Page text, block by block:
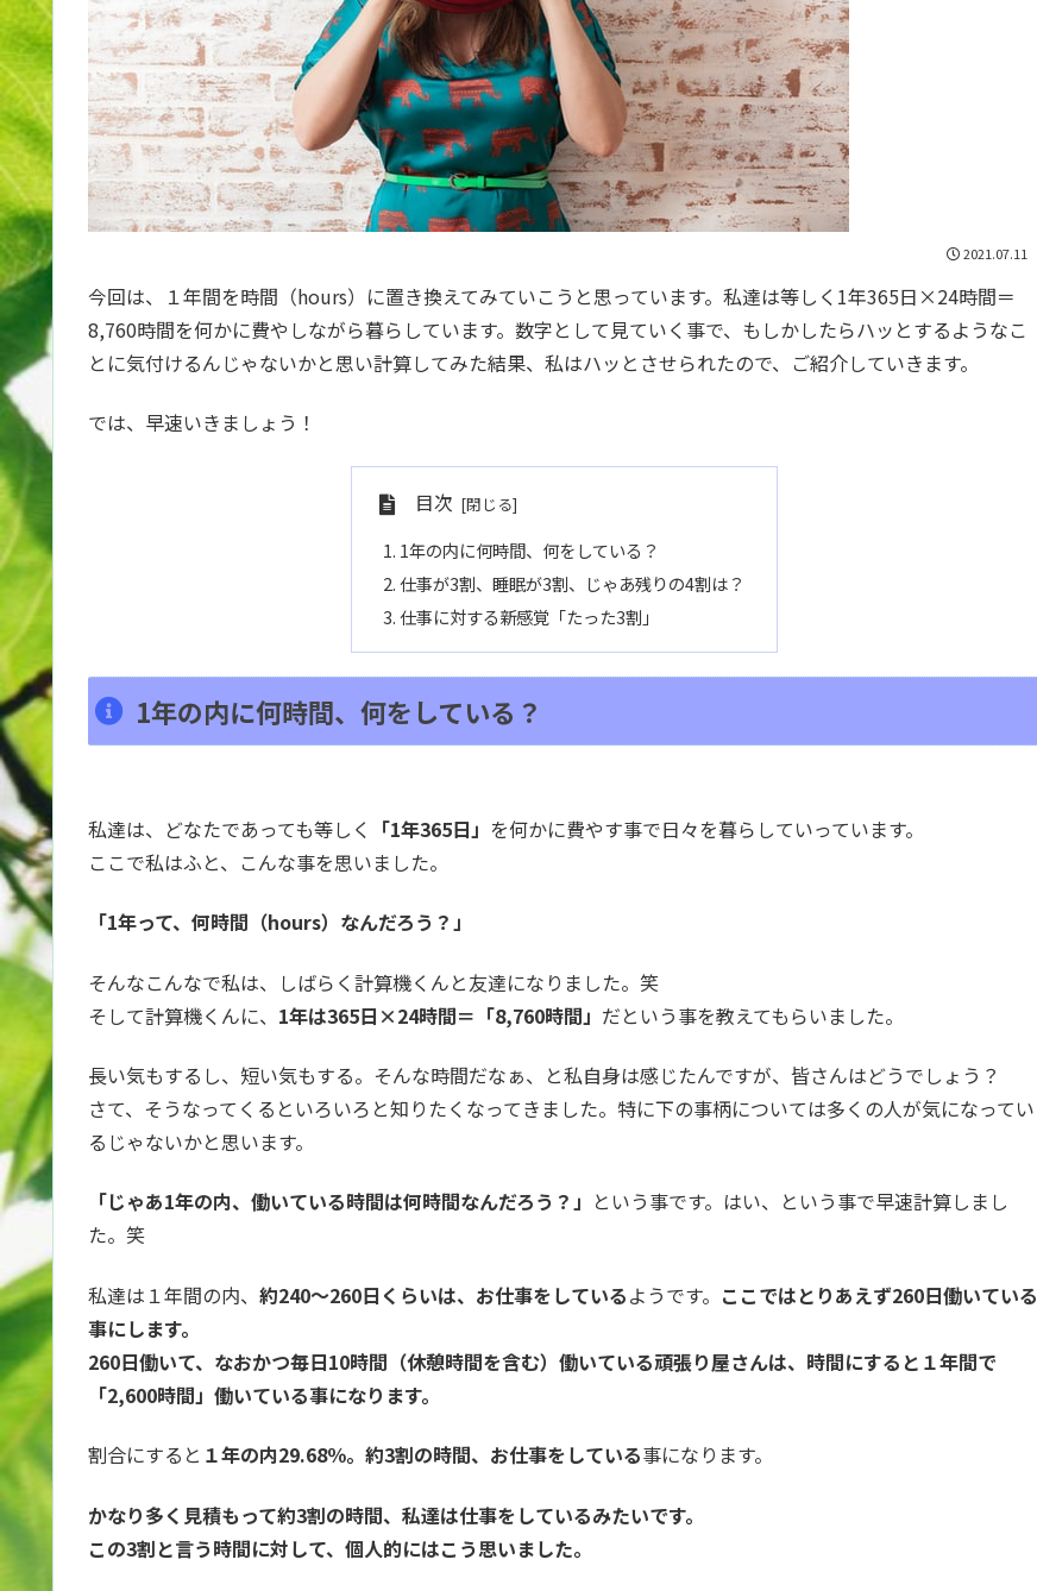
2021.07.11
今回は、１年間を時間（hours）に置き換えてみていこうと思っています。私達は等しく1年365日×24時間＝
8,760時間を何かに費やしながら暮らしています。数字として見ていく事で、もしかしたらハッとするようなこ
とに気付けるんじゃないかと思い計算してみた結果、私はハッとさせられたので、ご紹介していきます。
では、早速いきましょう！
目次
1年の内に何時間、何をしている？
仕事が3割、睡眠が3割、じゃあ残りの4割は？
仕事に対する新感覚「たった3割」
1年の内に何時間、何をしている？
私達は、どなたであっても等しく 「1年365日」 を何かに費やす事で日々を暮らしていっています。
ここで私はふと、こんな事を思いました。
「1年って、何時間（hours）なんだろう？」
そんなこんなで私は、しばらく計算機くんと友達になりました。笑
そして計算機くんに、 1年は365日×24時間＝「8,760時間」 だという事を教えてもらいました。
長い気もするし、短い気もする。そんな時間だなぁ、と私自身は感じたんですが、皆さんはどうでしょう？
さて、そうなってくるといろいろと知りたくなってきました。特に下の事柄については多くの人が気になってい
るじゃないかと思います。
「じゃあ1年の内、働いている時間は何時間なんだろう？」 という事です。はい、という事で早速計算しまし
た。笑
私達は１年間の内、 約240～260日くらいは、お仕事をしているようです。 ここではとりあえず260日働いている
事にします。
260日働いて、なおかつ毎日10時間（休憩時間を含む）働いている頑張り屋さんは、時間にすると１年間で
「2,600時間」働いている事になります。
割合にすると １年の内29.68％。約3割の時間、お仕事をしている事になります。
かなり多く見積もって約3割の時間、私達は仕事をしているみたいです。
この3割と言う時間に対して、個人的にはこう思いました。